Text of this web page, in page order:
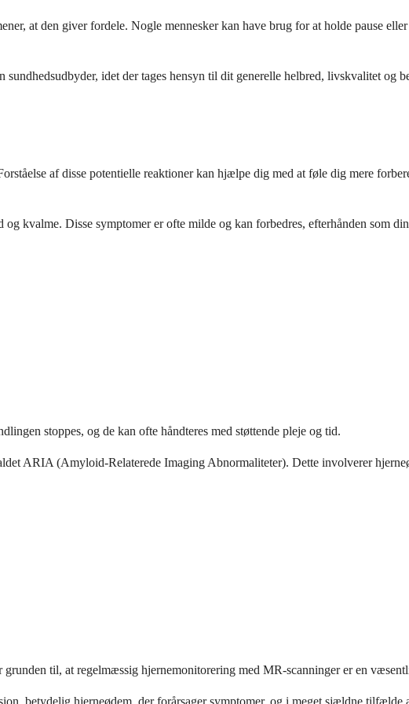
at den giver fordele. Nogle mennesker kan have brug for at holde pause
idet der tages hensyn til dit generelle helbred, livskvalitet og
af disse potentielle reaktioner kan hjælpe dig med at føle dig mere
kvalme. Disse symptomer er ofte milde og kan forbedres, efterhånden som
stoppes, og de kan ofte håndteres med støttende pleje og tid.
ARIA (Amyloid-Relaterede Imaging Abnormaliteter). Dette involverer
til, at regelmæssig hjernemonitorering med MR-scanninger er en
betydelig hjerneødem, der forårsager symptomer, og i meget sjældne